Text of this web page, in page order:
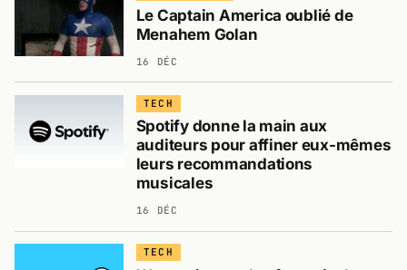
Le Captain America oublié de
Menahem Golan
16 DÉC
TECH
Spotify donne la main aux
auditeurs pour affiner eux-mêmes
leurs recommandations
musicales
16 DÉC
TECH